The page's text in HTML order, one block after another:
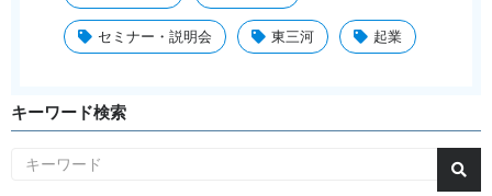
セミナー・説明会 東三河 起業
キーワード検索